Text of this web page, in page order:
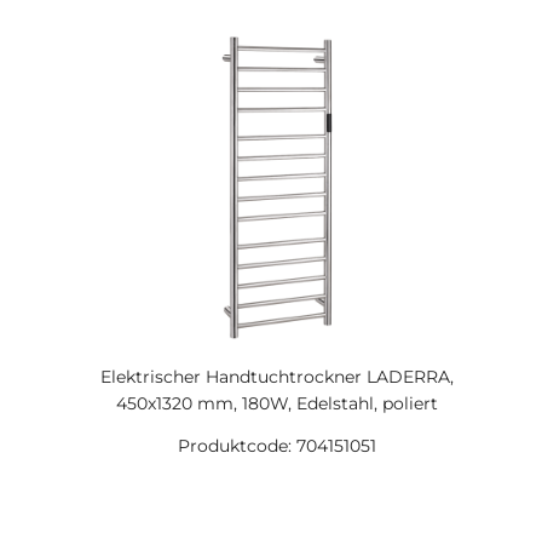
Elektrischer Handtuchtrockner LADERRA,
450x1320 mm, 180W, Edelstahl, poliert
Produktcode: 704151051